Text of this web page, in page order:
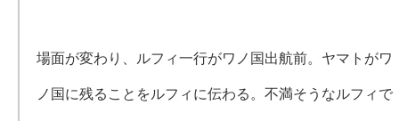
場面が変わり、ルフィ一行がワノ国出航前。ヤマトがワ
ノ国に残ることをルフィに伝わる。不満そうなルフィで